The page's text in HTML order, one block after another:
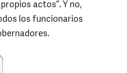
actos”. Y no,
los funcionarios